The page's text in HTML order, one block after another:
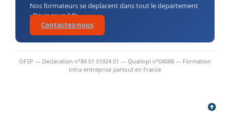
Nos formateurs se deplacent dans tout le departement
· Devis sous 24h
Contactez-nous
OFSP — Declaration n°84 01 01924 01 — Qualiopi n°04088 — Formation
intra-entreprise partout en France